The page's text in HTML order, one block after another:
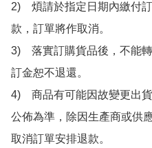
2)　煩請於指定日期內繳付
款，訂單將作取消。
3)　落實訂購貨品後，不能
訂金恕不退還。
4)　商品有可能因故變更出
公佈為準，除因生產商或供
取消訂單安排退款。